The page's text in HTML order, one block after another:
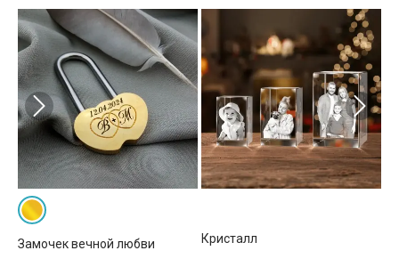
Замочек вечной любви Кристалл